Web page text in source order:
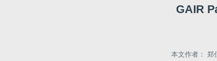
GAIR
本文作者： 郑